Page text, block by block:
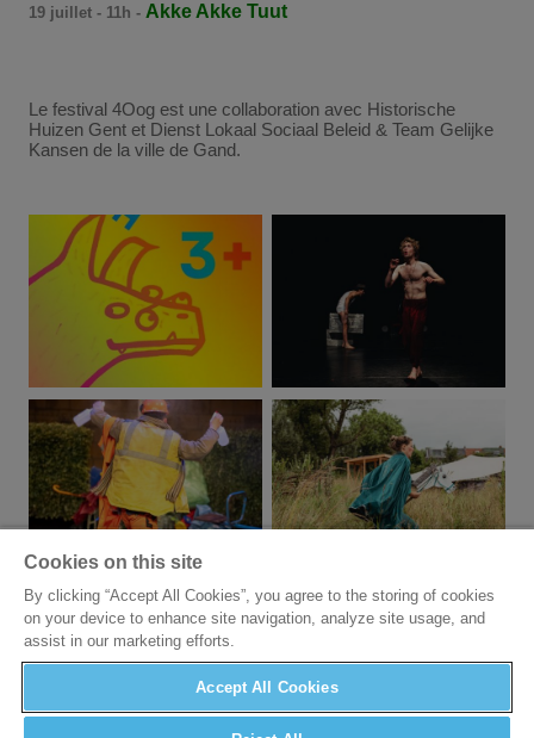
19 juillet - 11h - Akke Akke Tuut
Le festival 4Oog est une collaboration avec Historische
Huizen Gent et Dienst Lokaal Sociaal Beleid & Team Gelijke
Kansen de la ville de Gand.
Cookies on this site
By clicking “Accept All Cookies”, you agree to the storing of cookies
on your device to enhance site navigation, analyze site usage, and
assist in our marketing efforts.
Accept All Cookies